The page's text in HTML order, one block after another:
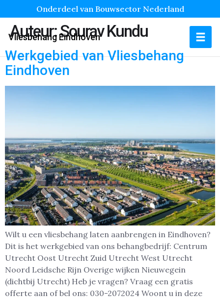
Onderdeel van Bouwsector Nederland
Vliesbehang Eindhoven
Auteur:Sourav Kundu
Werkgebied van Vliesbehang
Eindhoven
Wilt u een vliesbehang laten aanbrengen in Eindhoven?
Dit is het werkgebied van ons behangbedrijf: Centrum
Utrecht Oost Utrecht Zuid Utrecht West Utrecht
Noord Leidsche Rijn Overige wijken Nieuwegein
(dichtbij Utrecht) Heb je vragen? Vraag een gratis
offerte aan of bel ons: 030-2072024 Woont u in deze